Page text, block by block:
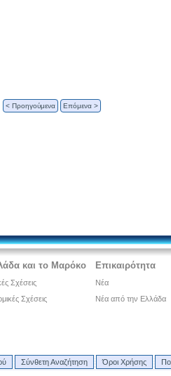
< Προηγούμενα Επόμενα >
και το Μαρόκο
Σχέσεις
Σχέσεις
Επικαιρότητα
Νέα
Νέα από την Ελλάδα
Σύνθετη Αναζήτηση Όροι Χρήσης